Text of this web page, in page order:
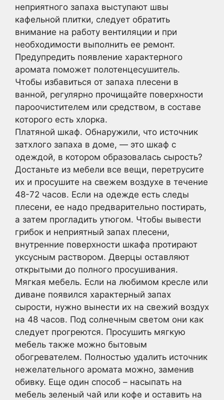
неприятного запаха выступают швы
кафельной плитки, следует обратить
внимание на работу вентиляции и при
необходимости выполнить ее ремонт.
Предупредить появление характерного
аромата поможет полотенцесушитель.
Чтобы избавиться от запаха плесени в
ванной, регулярно прочищайте поверхности
пароочистителем или средством, в составе
которого есть хлорка.
Платяной шкаф. Обнаружили, что источник
затхлого запаха в доме, — это шкаф с
одеждой, в котором образовалась сырость?
Достаньте из мебели все вещи, перетрусите
их и просушите на свежем воздухе в течение
48-72 часов. Если на одежде есть следы
плесени, ее надо предварительно постирать,
а затем прогладить утюгом. Чтобы вывести
грибок и неприятный запах плесени,
внутренние поверхности шкафа протирают
уксусным раствором. Дверцы оставляют
открытыми до полного просушивания.
Мягкая мебель. Если на любимом кресле или
диване появился характерный запах
сырости, нужно вынести их на свежий воздух
на 48 часов. Под солнечным светом они как
следует прогреются. Просушить мягкую
мебель также можно бытовым
обогревателем. Полностью удалить источник
нежелательного аромата можно, заменив
обивку. Еще один способ – насыпать на
мебель зеленый чай или кофе и оставить на